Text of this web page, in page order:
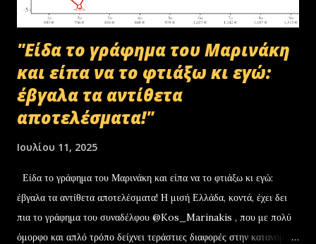
"Είδα το γράφημα του Μαρινάκη
και είπα να το φτιάξω κι εγώ:
έβγαλα τα αντίθετα
αποτελέσματα!"
Ιουλίου 11, 2025
Είδα το γράφημα του Μαρινάκη και είπα να το φτιάξω κι εγώ:
έβγαλα τα αντίθετα αποτελέσματα! Η μισή Ελλάδα, κοντά, έχει δει
πια το γράφημα του συναδέλφου @Kos_Marinakis , που με πολύ
όμορφο και απλό τρόπο δείχνει τεράστιες διαφορές στην κατανομή